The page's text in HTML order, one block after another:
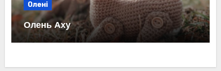
Олені
Олень Аху